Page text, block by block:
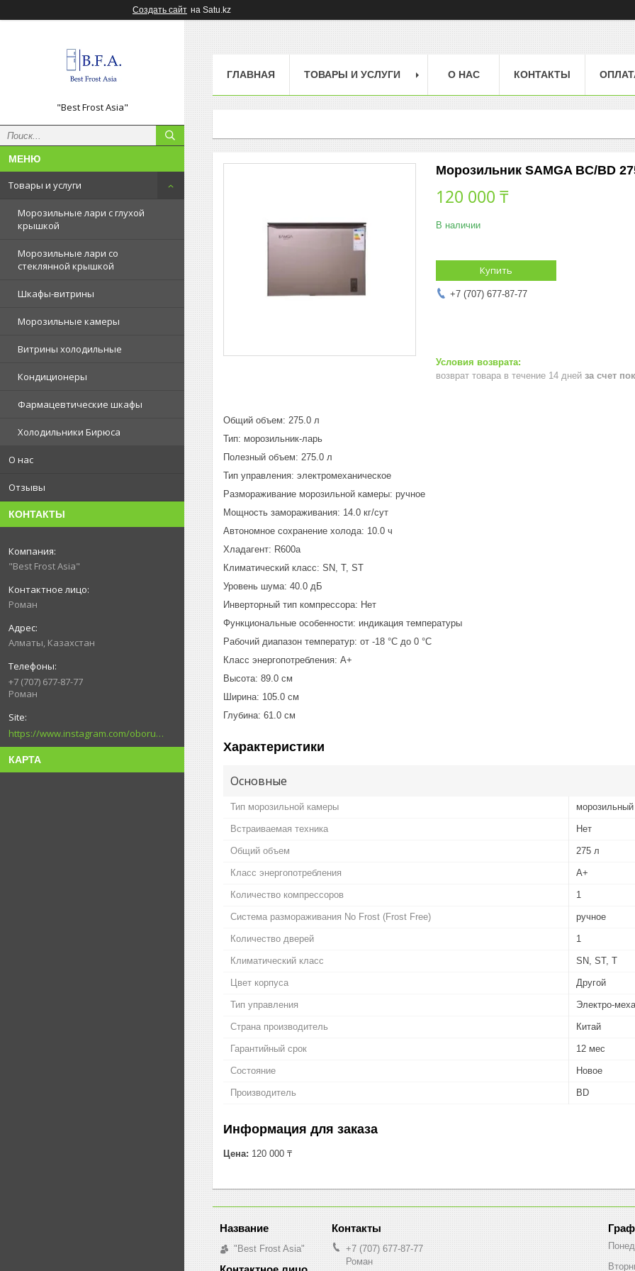
Создать сайт на Satu.kz
"Best Frost Asia"
Товары и услуги
Морозильные лари с глухой
крышкой
Морозильные лари со
стеклянной крышкой
Шкафы-витрины
Морозильные камеры
Витрины холодильные
Кондиционеры
Фармацевтические шкафы
Холодильники Бирюса
О нас
Отзывы
КОНТАКТЫ
"Best Frost Asia"
Роман
Алматы, Казахстан
+7 (707) 677-87-77
Роман
https://www.instagram.com/oborudovanie.magametov/?hl=ru
КАРТА
ГЛАВНАЯ ТОВАРЫ И УСЛУГИ О НАС КОНТАКТЫ
Морозильник SAMGA BC/BD
120 000 ₸
В наличии
Купить
+7 (707) 677-87-77
возврат товара в течение 14 дней за счет
Общий объем: 275.0 л
Тип: морозильник-ларь
Полезный объем: 275.0 л
Тип управления: электромеханическое
Размораживание морозильной камеры: ручное
Мощность замораживания: 14.0 кг/сут
Автономное сохранение холода: 10.0 ч
Хладагент: R600a
Климатический класс: SN, T, ST
Уровень шума: 40.0 дБ
Инверторный тип компрессора: Нет
Функциональные особенности: индикация температуры
Рабочий диапазон температур: от -18 °C до 0 °C
Класс энергопотребления: A+
Высота: 89.0 см
Ширина: 105.0 см
Глубина: 61.0 см
Характеристики
Основные
Тип морозильной камеры
Встраиваемая техника Нет
Общий объем 275 л
Класс энергопотребления A+
Количество компрессоров 1
Система размораживания No Frost (Frost Free) ручное
Количество дверей 1
Климатический класс SN, ST, T
Цвет корпуса Другой
Тип управления Электро-
Страна производитель Китай
Гарантийный срок 12 мес
Состояние Новое
Производитель BD
Информация для заказа
Цена: 120 000 ₸
"Best Frost Asia"
+7 (707) 677-87-77
Роман